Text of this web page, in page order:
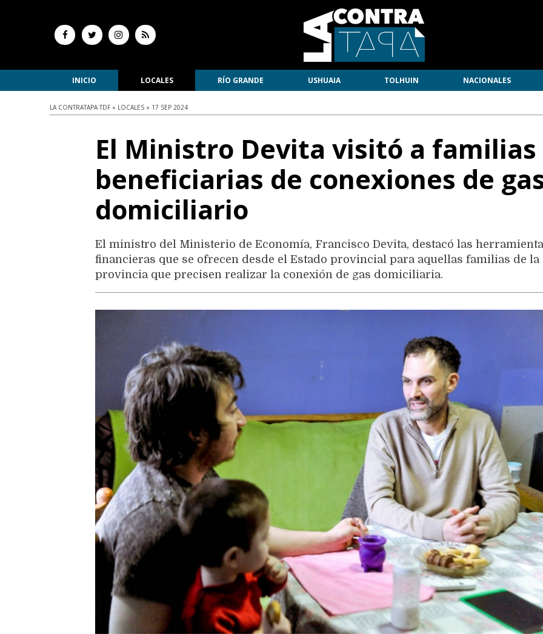
INICIO LOCALES RÍO GRANDE USHUAIA TOLHUIN NACIONALES
LA CONTRATAPA TDF » LOCALES » 17 SEP 2024
El Ministro Devita visitó a familias
beneficiarias de conexiones de
domiciliario
El ministro del Ministerio de Economía, Francisco Devita, destacó las
financieras que se ofrecen desde el Estado provincial para aquellas familias de la
provincia que precisen realizar la conexión de gas domiciliaria.